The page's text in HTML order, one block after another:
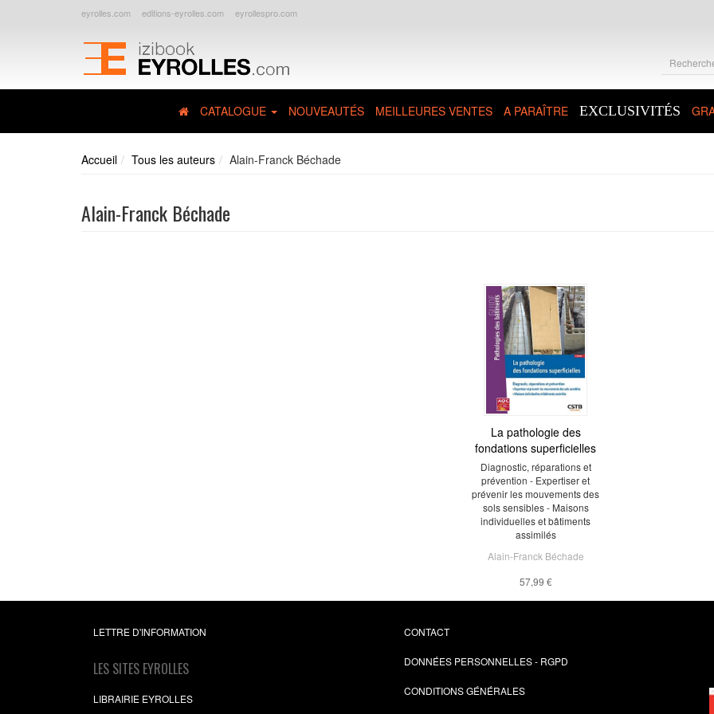
eyrolles.com editions-eyrolles.com eyrollespro.com
CATALOGUE NOUVEAUTÉS MEILLEURES VENTES A PARAÎTRE EXCLUSIVITÉS
Accueil Tous les auteurs Alain-Franck Béchade
Alain-Franck Béchade
La pathologie des
fondations superficielles
Diagnostic, réparations et
prévention - Expertiser et
prévenir les mouvements des
sols sensibles - Maisons
individuelles et bâtiments
assimilés
Alain-Franck Béchade
57,99 €
LETTRE D'INFORMATION
LES SITES EYROLLES
LIBRAIRIE EYROLLES
CONTACT
DONNÉES PERSONNELLES - RGPD
CONDITIONS GÉNÉRALES